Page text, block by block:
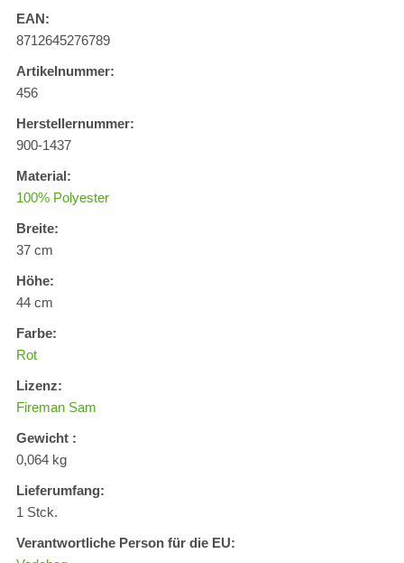
EAN:
8712645276789
Artikelnummer:
456
Herstellernummer:
900-1437
Material:
100% Polyester
Breite:
37 cm
Höhe:
44 cm
Farbe:
Rot
Lizenz:
Fireman Sam
Gewicht :
0,064 kg
Lieferumfang:
1 Stck.
Verantwortliche Person für die EU: